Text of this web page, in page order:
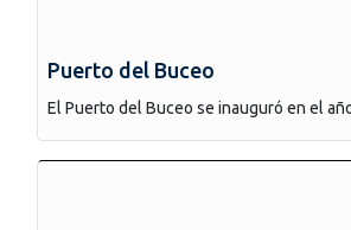
Puerto del Buceo
El Puerto del Buceo se inauguró en el